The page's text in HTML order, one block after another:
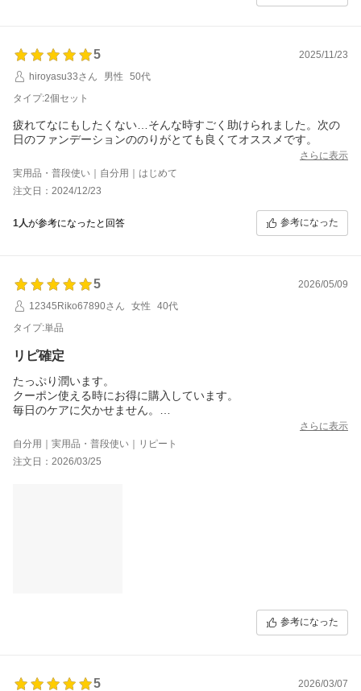
5
2025/11/23
hiroyasu33さん
男性
50代
タイプ:2個セット
疲れてなにもしたくない…そんな時すごく助けられました。次の
日のファンデーションののりがとても良くてオススメです。
さらに表示
実用品・普段使い｜自分用｜はじめて
注文日：2024/12/23
1人が参考になったと回答 参考になった
5
2026/05/09
12345Riko67890さん
女性
40代
タイプ:単品
リピ確定
たっぷり潤います。
クーポン使える時にお得に購入しています。
毎日のケアに欠かせません。
さらに表示
自分用｜実用品・普段使い｜リピート
注文日：2026/03/25
参考になった
5
2026/03/07